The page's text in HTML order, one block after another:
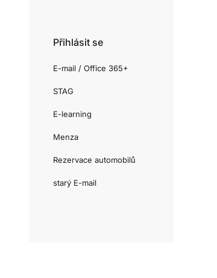
Přihlásit se
E-mail / Office 365+
STAG
E-learning
Menza
Rezervace automobilů
starý E-mail